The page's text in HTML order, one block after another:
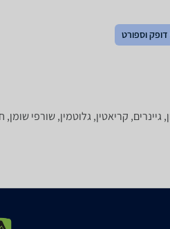
דופק וספורט
קריאטין, גלוטמין, שורפי שומן,